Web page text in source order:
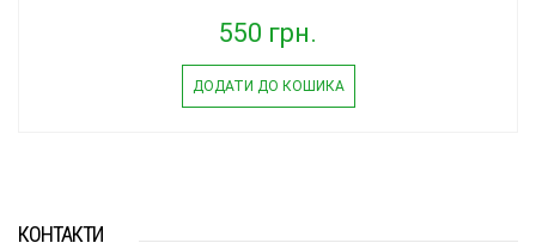
550 грн.
ДОДАТИ ДО КОШИКА
КОНТАКТИ